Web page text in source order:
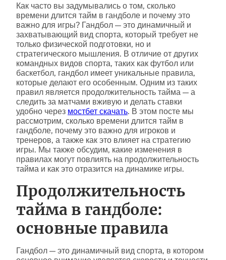
Как часто вы задумывались о том, сколько
времени длится тайм в гандболе и почему это
важно для игры? Гандбол — это динамичный и
захватывающий вид спорта, который требует не
только физической подготовки, но и
стратегического мышления. В отличие от других
командных видов спорта, таких как футбол или
баскетбол, гандбол имеет уникальные правила,
которые делают его особенным. Одним из таких
правил является продолжительность тайма — а
следить за матчами вживую и делать ставки
удобно через мостбет скачать. В этом посте мы
рассмотрим, сколько времени длится тайм в
гандболе, почему это важно для игроков и
тренеров, а также как это влияет на стратегию
игры. Мы также обсудим, какие изменения в
правилах могут повлиять на продолжительность
тайма и как это отразится на динамике игры.
Продолжительность
тайма в гандболе:
основные правила
Гандбол — это динамичный вид спорта, в котором